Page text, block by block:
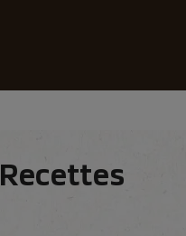
Recettes